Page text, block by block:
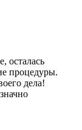
осталась
процедуры.
дела!